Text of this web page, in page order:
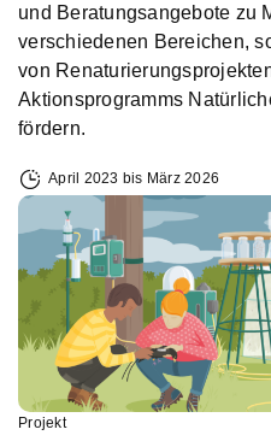
und Beratungsangebote zu
verschiedenen Bereichen,
von
Aktionsprogramms
fördern.
April 2023 bis März 2026
Projekt